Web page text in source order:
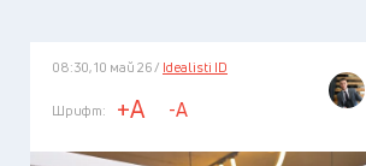
08:30, 10 май 26 / Idealisti ID
Шрифт: +A -A